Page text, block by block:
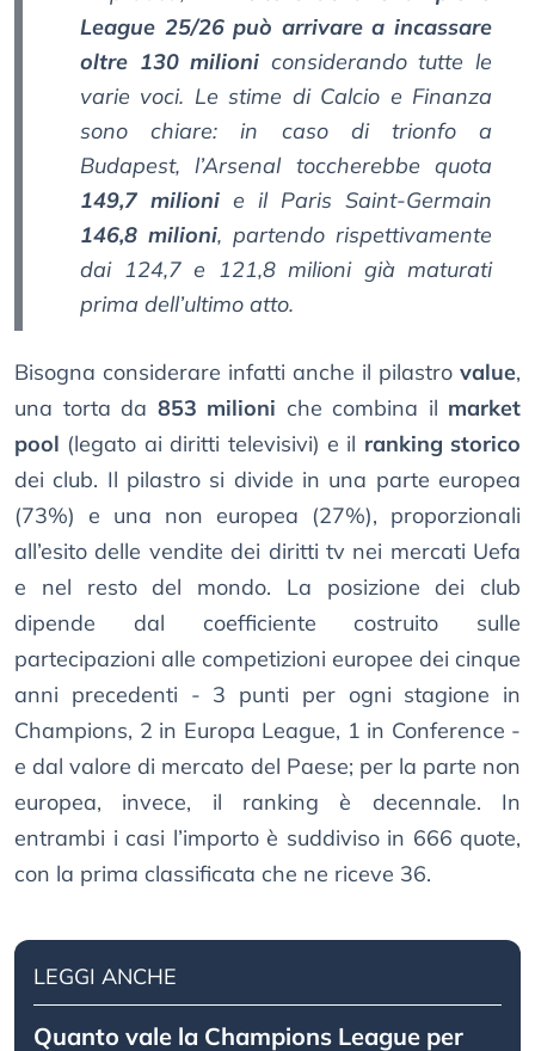
League 25/26 può arrivare a incassare
oltre 130 milioni considerando tutte le
varie voci. Le stime di Calcio e Finanza
sono chiare: in caso di trionfo a
Budapest, l’Arsenal toccherebbe quota
149,7 milioni e il Paris Saint-Germain
146,8 milioni, partendo rispettivamente
dai 124,7 e 121,8 milioni già maturati
prima dell’ultimo atto.
Bisogna considerare infatti anche il pilastro value,
una torta da 853 milioni che combina il market
pool (legato ai diritti televisivi) e il ranking storico
dei club. Il pilastro si divide in una parte europea
(73%) e una non europea (27%), proporzionali
all’esito delle vendite dei diritti tv nei mercati Uefa
e nel resto del mondo. La posizione dei club
dipende dal coefficiente costruito sulle
partecipazioni alle competizioni europee dei cinque
anni precedenti - 3 punti per ogni stagione in
Champions, 2 in Europa League, 1 in Conference -
e dal valore di mercato del Paese; per la parte non
europea, invece, il ranking è decennale. In
entrambi i casi l’importo è suddiviso in 666 quote,
con la prima classificata che ne riceve 36.
LEGGI ANCHE
Quanto vale la Champions League per